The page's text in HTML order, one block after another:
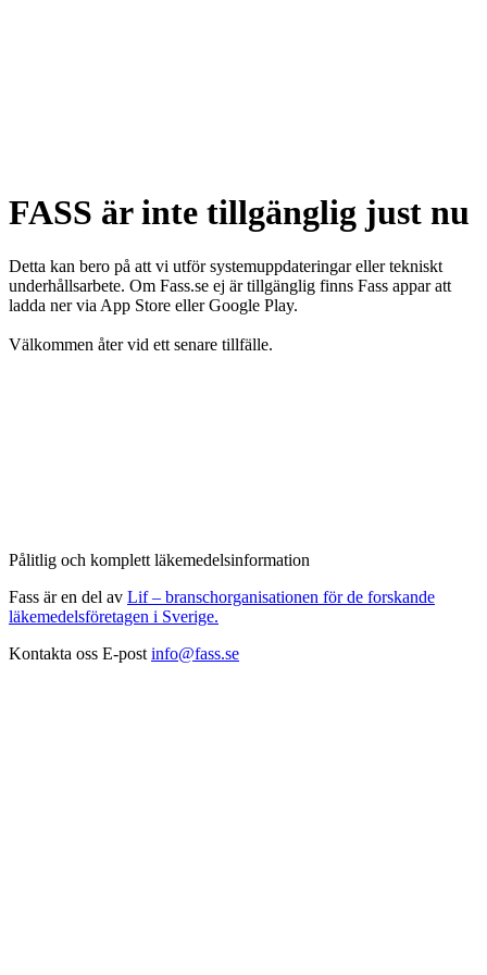
FASS är inte tillgänglig just nu
Detta kan bero på att vi utför systemuppdateringar eller tekniskt
underhållsarbete. Om Fass.se ej är tillgänglig finns Fass appar att
ladda ner via App Store eller Google Play.
Välkommen åter vid ett senare tillfälle.
Pålitlig och komplett läkemedelsinformation
Fass är en del av Lif – branschorganisationen för de forskande
läkemedelsföretagen i Sverige.
Kontakta oss E-post info@fass.se